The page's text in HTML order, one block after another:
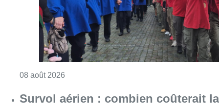
08 août 2026
Survol aérien : combien coûterait la